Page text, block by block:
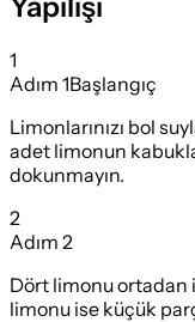
1
Adım 1Başlangıç
Limonlarınızı bol
adet limonun
dokunmayın.
2
Adım 2
Dört limonu ortadan
limonu ise küçük